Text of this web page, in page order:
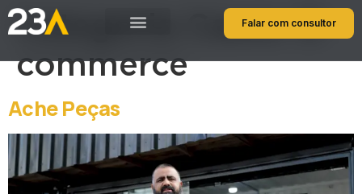
Falar com consultor
Categoria Cases:E-
commerce
Ache Peças